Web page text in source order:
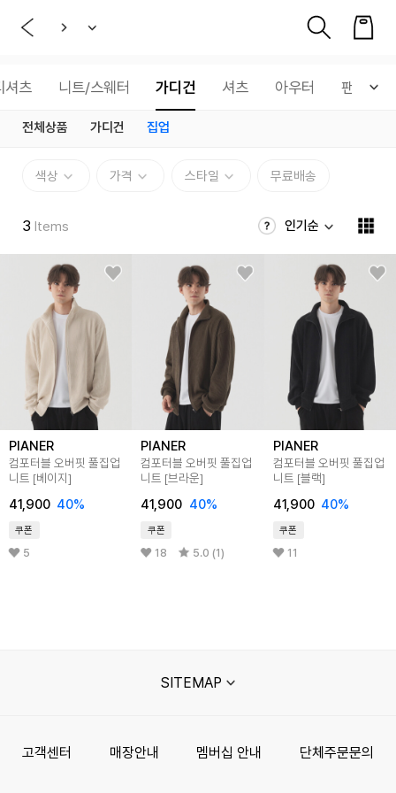
셔츠 니트/스웨터 가디건 셔츠 아우터 팬츠
전체상품 가디건 집업
색상 가격 스타일 무료배송
3 Items 인기순
PIANER
컴포터블 오버핏 풀집업
니트 [베이지]
41,900 40%
쿠폰
5
PIANER
컴포터블 오버핏 풀집업
니트 [브라운]
41,900 40%
쿠폰
18 5.0 (1)
PIANER
컴포터블 오버핏 풀집업
니트 [블랙]
41,900 40%
쿠폰
11
SITEMAP
고객센터 매장안내 멤버십 안내 단체주문문의